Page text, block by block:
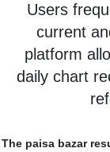
Users
current
platform
daily chart
The paisa bazar